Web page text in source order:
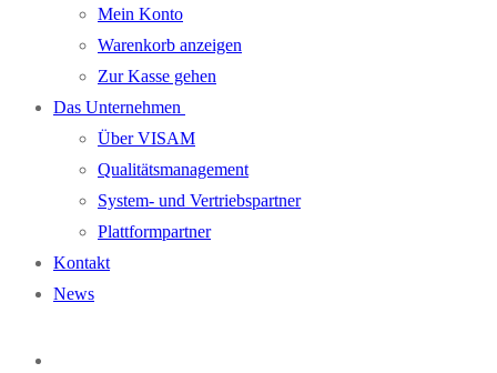
Mein Konto
Warenkorb anzeigen
Zur Kasse gehen
Das Unternehmen
Über VISAM
Qualitätsmanagement
System- und Vertriebspartner
Plattformpartner
Kontakt
News